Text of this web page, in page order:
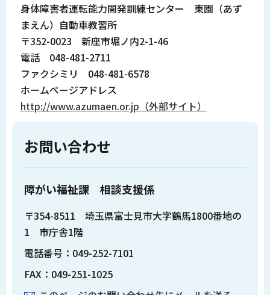
身体障害者運転能力開発訓練センター 東園（あず
まえん）自動車教習所
〒352-0023 新座市堀ノ内2-1-46
電話 048-481-2711
ファクシミリ 048-481-6578
ホームページアドレス
http://www.azumaen.or.jp（外部サイト）
お問い合わせ
障がい福祉課 相談支援係
〒354-8511 埼玉県富士見市大字鶴馬1800番地の
1 市庁舎1階
電話番号：049-252-7101
FAX：049-251-1025